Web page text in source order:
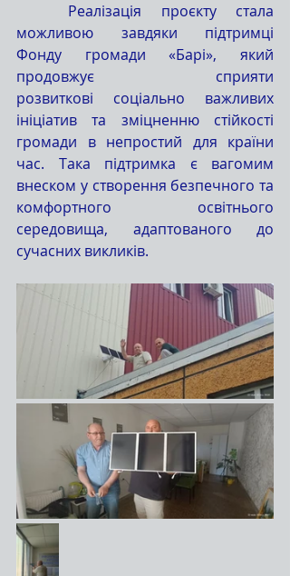
можливою завдяки підтримці
Фонду громади «Барі», який
продовжує сприяти
розвиткові соціально важливих
ініціатив та зміцненню стійкості
громади в непростий для країни
час. Така підтримка є вагомим
внеском у створення безпечного та
комфортного освітнього
середовища, адаптованого до
сучасних викликів.